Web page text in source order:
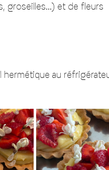
groseilles…) et de fleurs
au